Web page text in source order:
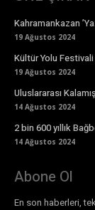
Kahramankazan
19 Ağustos 2024
Kültür Yolu Festivali
19 Ağustos 2024
Uluslararası
14 Ağustos 2024
2 bin 600 yıllık
14 Ağustos 2024
Abone Ol
En son haberleri,